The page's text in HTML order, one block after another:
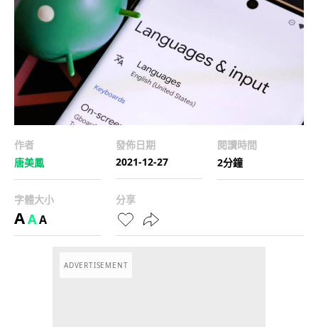
作者
唐美鳳
發佈日期
2021-12-27
閱讀時間
2分鐘
字體大小
AAA
分享
ADVERTISEMENT